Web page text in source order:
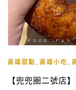
高雄甜點 , 高雄小吃 ,
【兜兜圈二號店